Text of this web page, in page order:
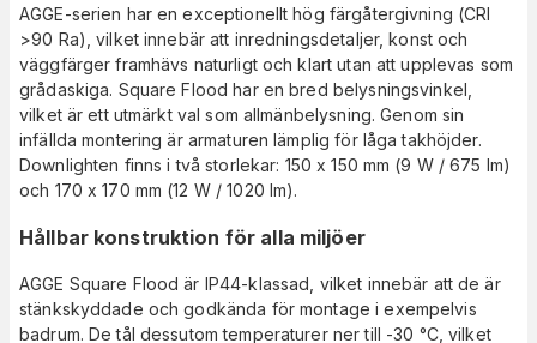
AGGE-serien har en exceptionellt hög färgåtergivning (CRI
>90 Ra), vilket innebär att inredningsdetaljer, konst och
väggfärger framhävs naturligt och klart utan att upplevas som
grådaskiga. Square Flood har en bred belysningsvinkel,
vilket är ett utmärkt val som allmänbelysning. Genom sin
infällda montering är armaturen lämplig för låga takhöjder.
Downlighten finns i två storlekar: 150 x 150 mm (9 W / 675 lm)
och 170 x 170 mm (12 W / 1020 lm).
Hållbar konstruktion för alla miljöer
AGGE Square Flood är IP44-klassad, vilket innebär att de är
stänkskyddade och godkända för montage i exempelvis
badrum. De tål dessutom temperaturer ner till -30 °C, vilket